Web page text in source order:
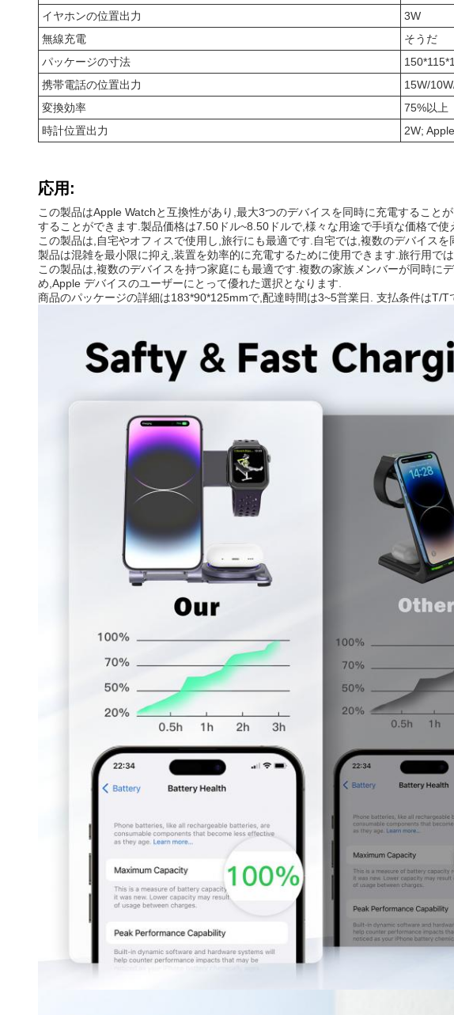
イヤホンの位置出力
3W
無線充電
そうだ
パッケージの寸法
携帯電話の位置出力
15W/
変換効率
75%以上
時計位置出力
2W;
応用:
この製品はApple Watchと互換性があり,最大3つのデバイスを同時に充電するこ
することができます.製品価格は7.50ドル~8.50ドルで,様々な用途で手頃な価格で使
この製品は,自宅やオフィスで使用し,旅行にも最適です.自宅では,複数のデバイス
製品は混雑を最小限に抑え,装置を効率的に充電するために使用できます.旅行用で
この製品は,複数のデバイスを持つ家庭にも最適です.複数の家族メンバーが同時
め,Apple デバイスのユーザーにとって優れた選択となります.
商品のパッケージの詳細は183*90*125mmで,配達時間は3~5営業日. 支払条件はT/